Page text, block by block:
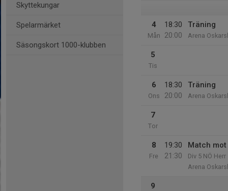
Skyttekungar
Spelarmärket
Säsongskort 1000-klubben
4
Mån
18:30
20:00
Träning
Arena
5
Tis
6
Ons
18:30
20:00
Träning
Arena
7
Tor
8
Fre
19:30
21:30
Match mot
Div 5 NÖ Herr
Arena
9